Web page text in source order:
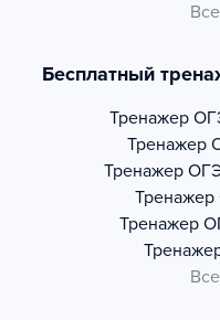
Бесплатный
Тренажер
Тренажер
Тренажер
Тренажер
Тренажер